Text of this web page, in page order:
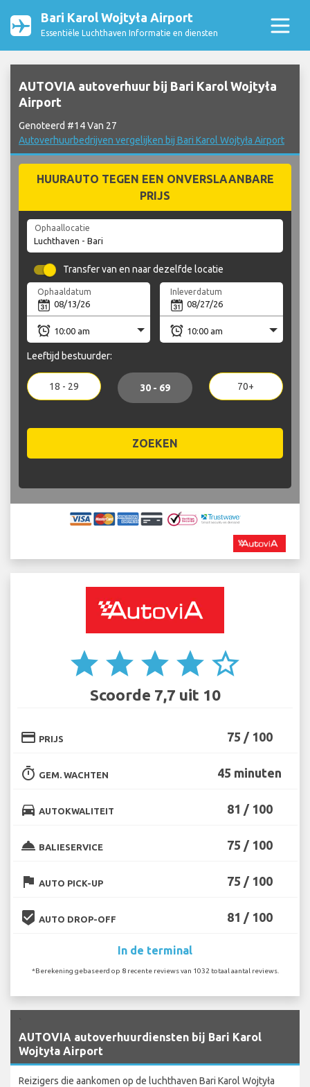
Bari Karol Wojtyła Airport
Essentiële Luchthaven Informatie en diensten
AUTOVIA autoverhuur bij Bari Karol Wojtyła
Airport
Genoteerd #14 Van 27
Autoverhuurbedrijven vergelijken bij Bari Karol Wojtyła Airport
HUURAUTO TEGEN EEN ONVERSLAANBARE
PRIJS
Ophaallocatie
Transfer van en naar dezelfde locatie
Ophaaldatum Inleverdatum
Leeftijd bestuurder:
18 - 29 30 - 69 70+
ZOEKEN
star star star star star_border
Scoorde 7,7 uit 10
credit_card PRIJS 75 / 100
timer GEM. WACHTEN 45 minuten
directions_car AUTOKWALITEIT 81 / 100
room_service BALIESERVICE 75 / 100
flag AUTO PICK-UP 75 / 100
beenhere AUTO DROP-OFF 81 / 100
In de terminal
*Berekening gebaseerd op 8 recente reviews van 1032 totaal aantal reviews.
AUTOVIA autoverhuurdiensten bij Bari Karol
Wojtyła Airport
Reizigers die aankomen op de luchthaven Bari Karol Wojtyła